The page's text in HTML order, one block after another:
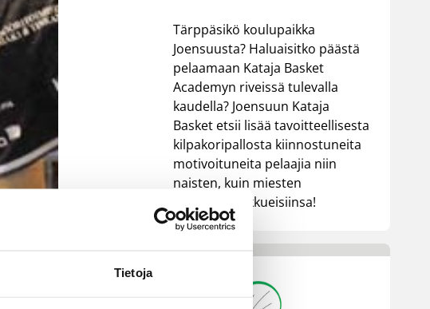
Tietoja
Tärppäsikö koulupaikka
Joensuusta? Haluaisitko päästä
pelaamaan Kataja Basket
Academyn riveissä tulevalla
kaudella? Joensuun Kataja
Basket etsii lisää tavoitteellisesta
kilpakoripallosta kiinnostuneita
motivoituneita pelaajia niin
naisten, kuin miesten
akatemiajoukkueisiinsa!